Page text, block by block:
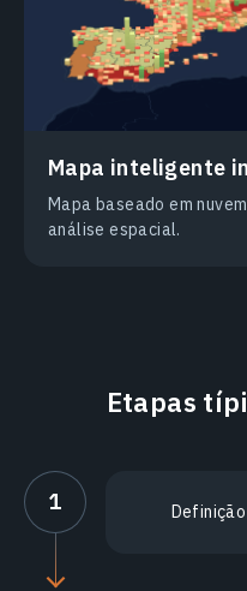
Mapa inteligente
Mapa baseado em
análise espacial.
Etapas
1